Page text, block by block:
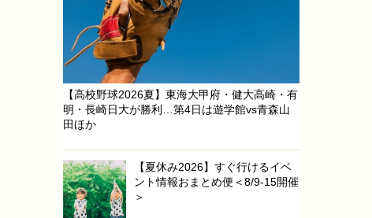
【高校野球2026夏】東海大甲府・健大高崎・有
明・長崎日大が勝利…第4日は遊学館vs青森山
田ほか
【夏休み2026】すぐ行けるイベ
ント情報おまとめ便＜8/9-15開催
＞